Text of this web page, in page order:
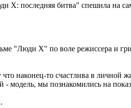
Х: последняя битва" спешила на
"Люди Х" по воле режиссера и
наконец-то счастлива в личной
модель, мы познакомились на